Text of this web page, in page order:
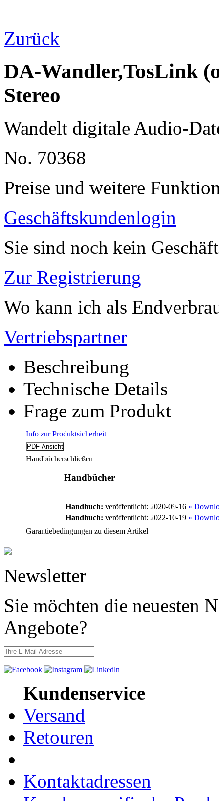
Zurück
DA-Wandler,TosLink
Stereo
Wandelt digitale Audio-
No. 70368
Preise und weitere
Geschäftskundenlogin
Sie sind noch kein
Zur Registrierung
Wo kann ich als
Vertriebspartner
Beschreibung
Technische Details
Frage zum Produkt
Info zur Produktsicherheit
Handbücherschließen
Handbücher
Handbuch: veröffentlicht: 2020-09-16 »
Handbuch: veröffentlicht: 2022-10-19 »
Garantiebedingungen zu diesem Artikel
Newsletter
Sie möchten die neuesten
Angebote?
Kundenservice
Versand
Retouren
Kontaktadressen